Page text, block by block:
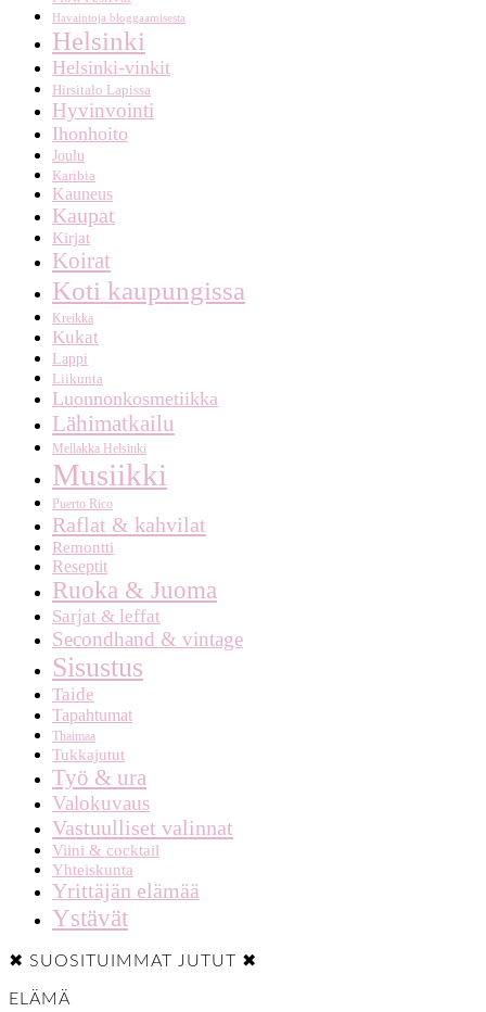
Havaintoja bloggaamisesta
Helsinki
Helsinki-vinkit
Hirsitalo Lapissa
Hyvinvointi
Ihonhoito
Joulu
Karibia
Kauneus
Kaupat
Kirjat
Koirat
Koti kaupungissa
Kreikka
Kukat
Lappi
Liikunta
Luonnonkosmetiikka
Lähimatkailu
Mellakka Helsinki
Musiikki
Puerto Rico
Raflat & kahvilat
Remontti
Reseptit
Ruoka & Juoma
Sarjat & leffat
Secondhand & vintage
Sisustus
Taide
Tapahtumat
Thaimaa
Tukkajutut
Työ & ura
Valokuvaus
Vastuulliset valinnat
Viini & cocktail
Yhteiskunta
Yrittäjän elämää
Ystävät
✖ SUOSITUIMMAT JUTUT ✖
ELÄMÄ